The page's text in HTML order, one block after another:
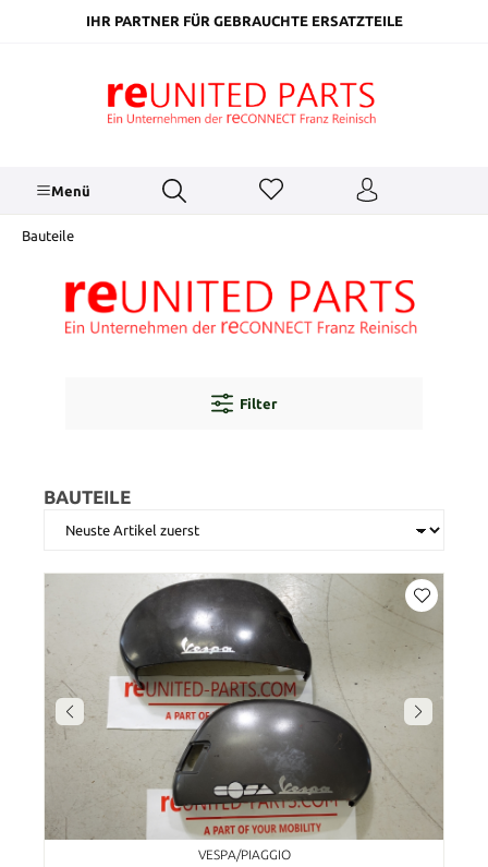
springenIHR PARTNER FÜR GEBRAUCHTE ERSATZTEILE
Menü
Bauteile
Filter
BAUTEILE
VESPA/PIAGGIO